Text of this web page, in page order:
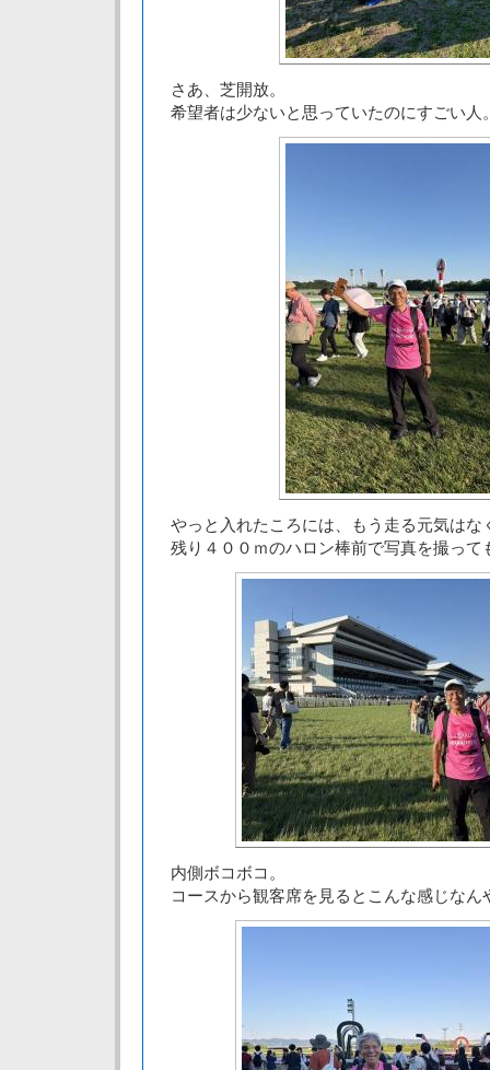
さあ、芝開放。
希望者は少ないと思っていたのにすごい人
やっと入れたころには、もう走る元気はな
残り４００ｍのハロン棒前で写真を撮って
内側ボコボコ。
コースから観客席を見るとこんな感じなん